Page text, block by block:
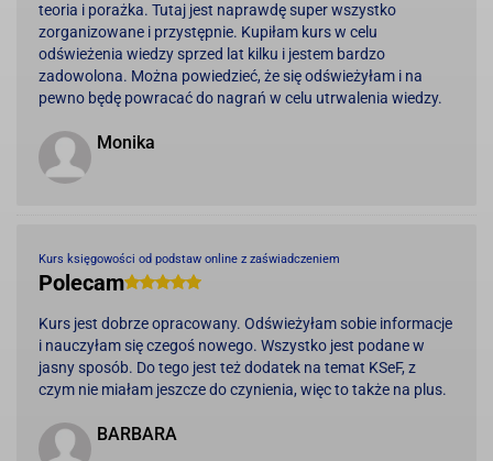
teoria i porażka. Tutaj jest naprawdę super wszystko
zorganizowane i przystępnie. Kupiłam kurs w celu
odświeżenia wiedzy sprzed lat kilku i jestem bardzo
zadowolona. Można powiedzieć, że się odświeżyłam i na
pewno będę powracać do nagrań w celu utrwalenia wiedzy.
Monika
Kurs księgowości od podstaw online z zaświadczeniem
Polecam
Kurs jest dobrze opracowany. Odświeżyłam sobie informacje
i nauczyłam się czegoś nowego. Wszystko jest podane w
jasny sposób. Do tego jest też dodatek na temat KSeF, z
czym nie miałam jeszcze do czynienia, więc to także na plus.
BARBARA